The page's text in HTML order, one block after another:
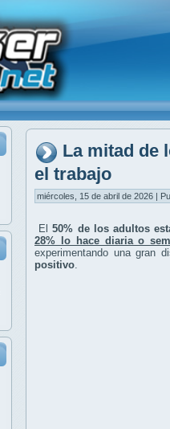
La mitad de
el trabajo
miércoles, 15 de abril de 2026 |
El50% de los adultos
28% lo hace diaria o
experimentando una gran
positivo